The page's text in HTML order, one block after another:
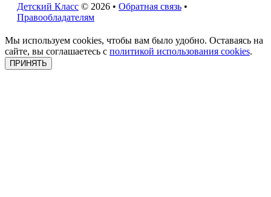
Детский Класс © 2026 • Обратная связь •
Правообладателям
Мы используем cookies, чтобы вам было удобно. Оставаясь на
сайте, вы соглашаетесь с политикой использования cookies.
ПРИНЯТЬ